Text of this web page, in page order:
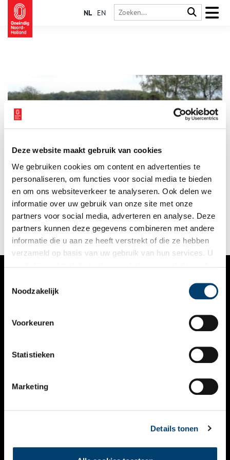
Deze website maakt gebruik van cookies
We gebruiken cookies om content en advertenties te
personaliseren, om functies voor social media te bieden
en om ons websiteverkeer te analyseren. Ook delen we
informatie over uw gebruik van onze site met onze
partners voor social media, adverteren en analyse. Deze
partners kunnen deze gegevens combineren met andere
informatie die u aan ze heeft verstrekt of die ze hebben
verzameld op basis van uw gebruik van hun services. U
Noodzakelijk
Voorkeuren
Statistieken
Marketing
Details tonen
NL EN
Het Franse leger trekt in 1795 onder generaal Pichegru ons
land binnen. Ruiters stuiten op de Hoorneboegse hei bij
Hilversum op een dreigend jachtslot. Gevaar?
VERHALEN
KALENDER
THEMA’S
VIDEO’S
CONTACT